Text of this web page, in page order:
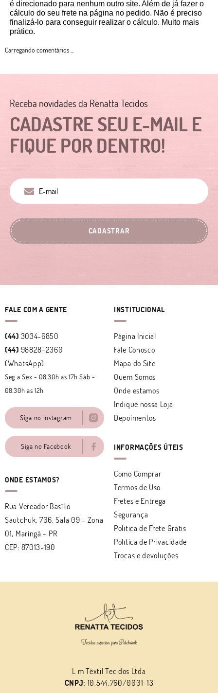
é direcionado para nenhum outro site. Além de já fazer o
cálculo do seu frete na página no pedido. Não é preciso
finalizá-lo para conseguir realizar o cálculo. Muito mais
prático.
Carregando comentários ...
CADASTRE SEU E-MAIL E
FIQUE POR DENTRO!
Receba novidades da Renatta Tecidos
CADASTRAR
FALE COM A GENTE
(44) 3034-6850
(44) 98828-2360
(WhatsApp)
Seg a Sex - 08.30h as 17h Sáb -
08.30h as 12h
Siga no Instagram
Siga no Facebook
ONDE ESTAMOS?
Rua Vereador Basílio
Sautchuk, 706, Sala 09 - Zona
01, Maringá - PR
CEP: 87013-190
INSTITUCIONAL
Página Inicial
Fale Conosco
Mapa do Site
Quem Somos
Onde estamos
Indique nossa Loja
Depoimentos
INFORMAÇÕES ÚTEIS
Como Comprar
Termos de Uso
Fretes e Entrega
Segurança
Politica de Frete Grátis
Política de Privacidade
Trocas e devoluções
L m Têxtil Tecidos Ltda
CNPJ: 10.544.760/0001-13